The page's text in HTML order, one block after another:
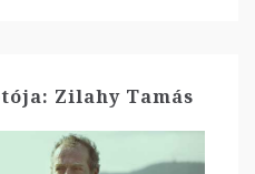
Zilahy Tamás